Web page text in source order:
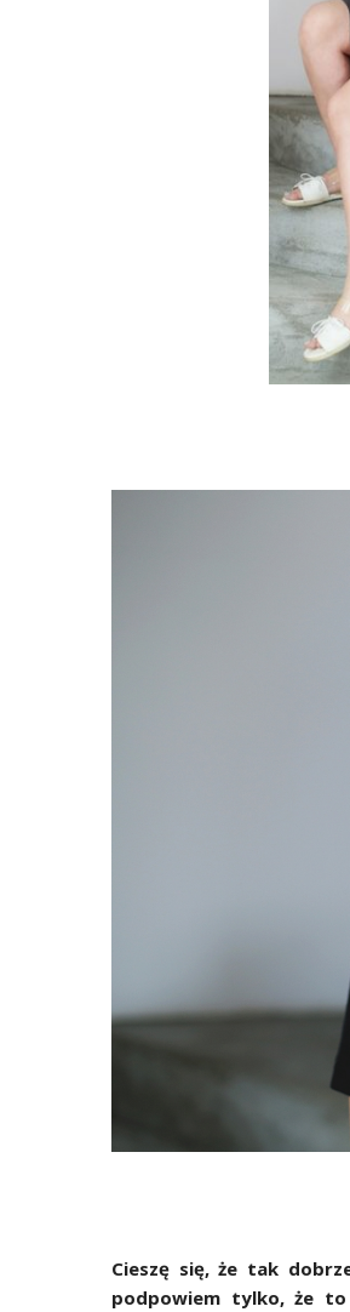
Cieszę się, że tak
podpowiem tylko, że